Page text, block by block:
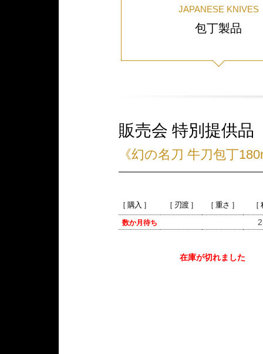
JAPANESE KNIVES
包丁製品
販売会 特別提供品
《幻の名刀 牛刀包丁
［ 購入 ］ ［ 刃渡 ］ ［ 重さ ］
数か月待ち
在庫が切れました